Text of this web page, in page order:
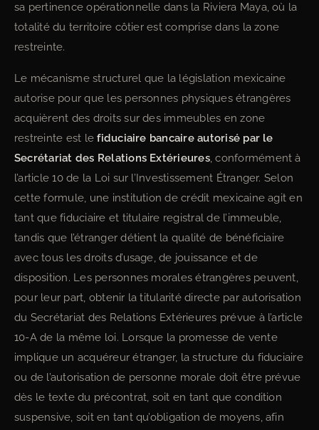
sa pertinence opérationnelle dans la Riviera Maya, où la
totalité du territoire côtier est comprise dans la zone
restreinte.
Le mécanisme structurel que la législation mexicaine
autorise pour que les personnes physiques étrangères
acquièrent des droits sur des immeubles en zone
restreinte est lefiduciaire bancaire autorisé par le
Secrétariat des Relations Extérieures, conformément à
l’article 10 de la Loi sur l’Investissement Étranger. Selon
cette formule, une institution de crédit mexicaine agit en
tant que fiduciaire et titulaire registral de l’immeuble,
tandis que l’étranger détient la qualité de bénéficiaire
avec tous les droits d’usage, de jouissance et de
disposition. Les personnes morales étrangères peuvent,
pour leur part, obtenir la titularité directe par autorisation
du Secrétariat des Relations Extérieures prévue à l’article
10-A de la même loi. Lorsque la promesse de vente
implique un acquéreur étranger, la structure du fiduciaire
ou de l’autorisation de personne morale doit être prévue
dès le texte du précontrat, soit en tant que condition
suspensive, soit en tant qu’obligation de moyens, afin